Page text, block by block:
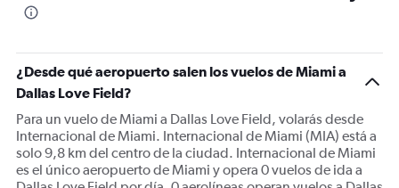
The
Y
axis
displaying
Number
of
flights.
Range:
¿Desde qué aeropuerto salen los vuelos de Miami a
Dallas Love Field?
Para un vuelo de Miami a Dallas Love Field, volarás desde
Internacional de Miami. Internacional de Miami (MIA) está a
solo 9,8 km del centro de la ciudad. Internacional de Miami
es el único aeropuerto de Miami y opera 0 vuelos de ida a